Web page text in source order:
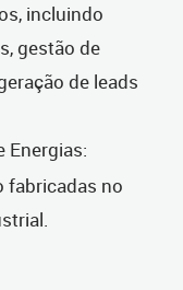
incluindo
gestão de
de leads
Energias:
fabricadas no